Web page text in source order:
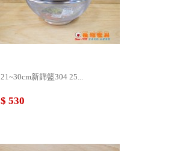
21~30cm新篩籃304 25...
$ 530